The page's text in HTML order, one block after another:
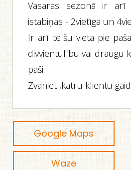
Vasaras sezonā ir arī
istabiņas - 2vietīga un
Ir arī telšu vieta pie
divvientulību vai draugu
paši.
Zvaniet ,katru klientu
Google Maps
Waze